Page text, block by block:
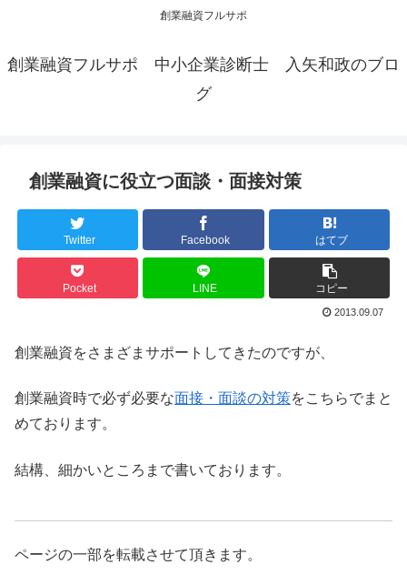
創業融資フルサポ
創業融資フルサポ 中小企業診断士 入矢和政のブロ
グ
創業融資に役立つ面談・面接対策
Twitter Facebook はてブ
Pocket LINE コピー
2013.09.07
創業融資をさまざまサポートしてきたのですが、
創業融資時で必ず必要な面接・面談の対策をこちらでまと
めております。
結構、細かいところまで書いております。
ページの一部を転載させて頂きます。